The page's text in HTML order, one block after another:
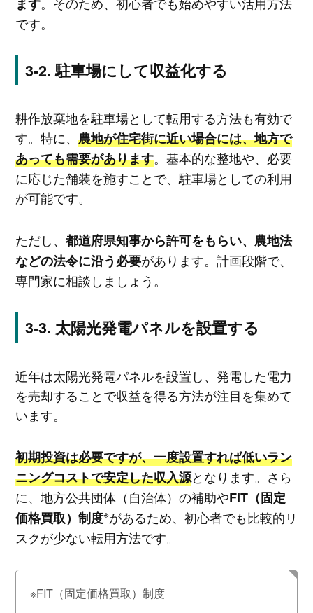
です。
駐車場にして収益化する
耕作放棄地を駐車場として転用する方法も有効で
す。特に、 農地が住宅街に近い場合には、地方で
あっても需要があります。基本的な整地や、必要
に応じた舗装を施すことで、駐車場としての利用
が可能です。
ただし、 都道府県知事から許可をもらい、農地法
などの法令に沿う必要があります。計画段階で、
専門家に相談しましょう。
太陽光発電パネルを設置する
近年は太陽光発電パネルを設置し、発電した電力
を売却することで収益を得る方法が注目を集めて
います。
初期投資は必要ですが、一度設置すれば低いラン
ニングコストで安定した収入源となります。さら
に、地方公共団体（自治体）の補助やFIT（固定
価格買取）制度※があるため、初心者でも比較的リ
スクが少ない転用方法です。
※FIT（固定価格買取）制度